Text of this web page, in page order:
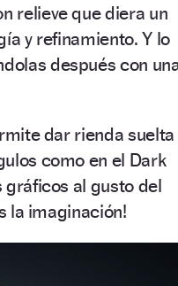
relieve que diera un
y refinamiento. Y lo
después con
dar rienda suelta
como en el Dark
al gusto del
la imaginación!